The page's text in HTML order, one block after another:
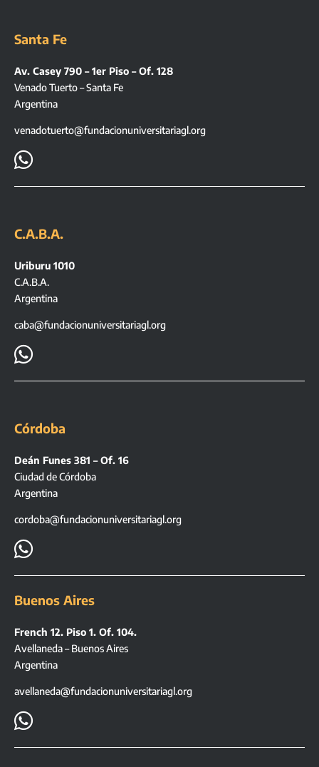
Santa Fe
Av. Casey 790 – 1er Piso – Of. 128
Venado Tuerto – Santa Fe
Argentina
venadotuerto@fundacionuniversitariagl.org

C.A.B.A.
Uriburu 1010
C.A.B.A.
Argentina
caba@fundacionuniversitariagl.org

Córdoba
Deán Funes 381 – Of. 16
Ciudad de Córdoba
Argentina
cordoba@fundacionuniversitariagl.org

Buenos Aires
French 12. Piso 1. Of. 104.
Avellaneda – Buenos Aires
Argentina
avellaneda@fundacionuniversitariagl.org
